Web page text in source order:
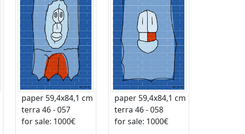
paper 59,4x84,1 cm
terra 46 - 057
for sale: 1000€
paper 59,4x84,1 cm
terra 46 - 058
for sale: 1000€